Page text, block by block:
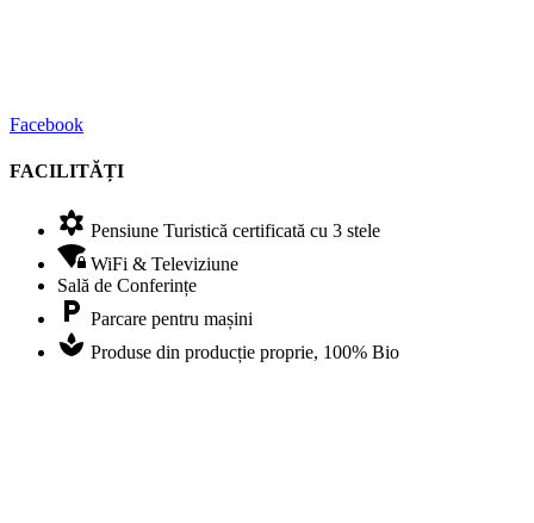
Facebook
FACILITĂȚI
Pensiune Turistică certificată cu 3 stele
WiFi & Televiziune
Sală de Conferințe
Parcare pentru mașini
Produse din producție proprie, 100% Bio